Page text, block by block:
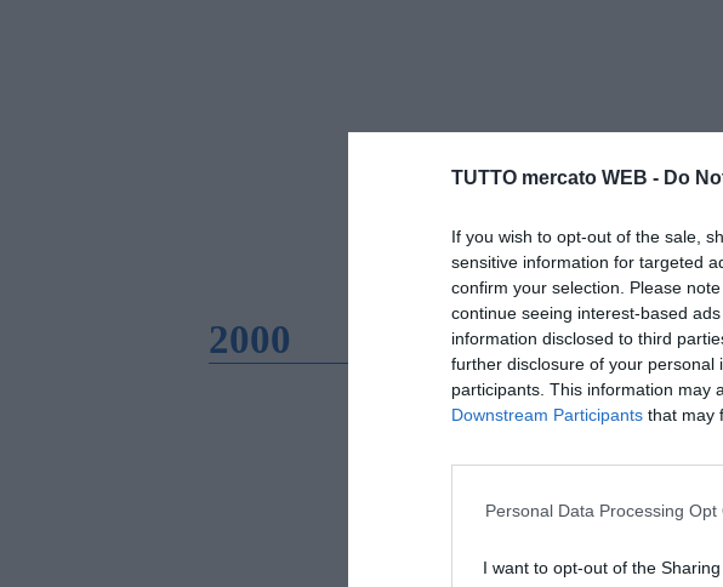
TUTTO mercato WEB - Do
If you wish to opt-out of the sale,
sensitive information for targeted
confirm your selection. Please
continue seeing interest-based
information disclosed to third
further disclosure of your personal
participants. This information may
Downstream Participants that may
Personal Data Processing Opt
I want to opt-out of the
2000